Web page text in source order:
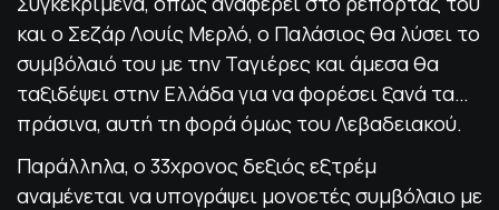
και ο Σεζάρ Λουίς Μερλό, ο Παλάσιος θα λύσει το
συμβόλαιό του με την Ταγιέρες και άμεσα θα
ταξιδέψει στην Ελλάδα για να φορέσει ξανά τα…
πράσινα, αυτή τη φορά όμως του Λεβαδειακού.
Παράλληλα, ο 33χρονος δεξιός εξτρέμ
αναμένεται να υπογράψει μονοετές συμβόλαιο με